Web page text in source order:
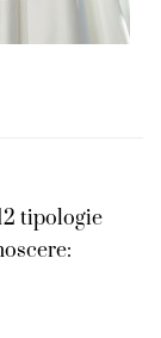
tipologie